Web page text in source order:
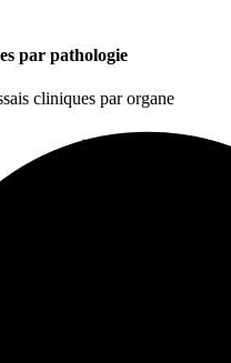
par pathologie
cliniques par organe